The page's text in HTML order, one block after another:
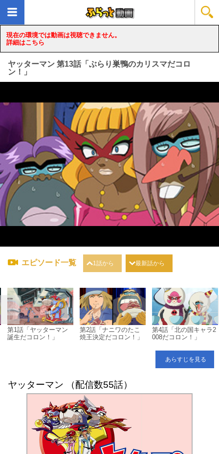
現在の環境では動画は視聴できません。
詳細はこちら
ヤッターマン 第13話「ぶらり巣鴨のカリスマだコロ
ン！」
loading...
エピソード一覧 1話から 最新話から
第1話「ヤッターマン
誕生だコロン！」
第2話「ナニワのたこ
焼王決定だコロン！」
第4話「北の国キャラ2
008だコロン！」
あらすじを見る
ヤッターマン （配信数55話）